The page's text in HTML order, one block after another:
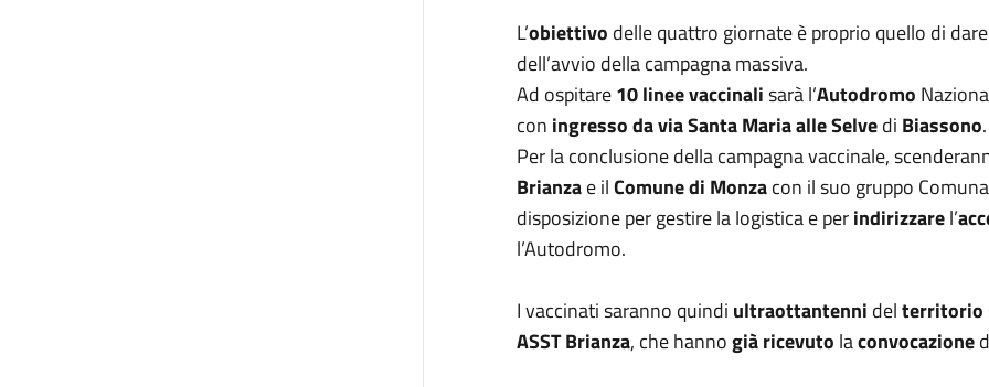
L’obiettivo delle quattro giornate è proprio quello di
dell’avvio della campagna massiva.
Ad ospitare10 linee vaccinalisarà l’Autodromo
con ingresso da via Santa Maria alle Selvedi Biassono.
Per la conclusione della campagna vaccinale,
Brianzae ilComune di Monzacon il suo gruppo
disposizione per gestire la logistica e perindirizzarel’
l’Autodromo.
I vaccinati saranno quindi ultraottantenni delterritorio
ASST Brianza, che hannogià ricevuto laconvocazione